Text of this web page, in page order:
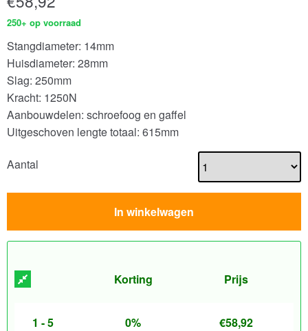
250+ op voorraad
Stangdiameter: 14mm
Huisdiameter: 28mm
Slag: 250mm
Kracht: 1250N
Aanbouwdelen: schroefoog en gaffel
Uitgeschoven lengte totaal: 615mm
Aantal
In winkelwagen
Korting Prijs
1 - 5 0% €58,92